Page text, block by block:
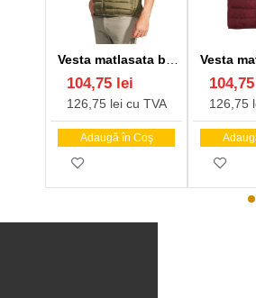
104,75 lei
126,75 lei cu TVA
Adaugă în Coş
126,75